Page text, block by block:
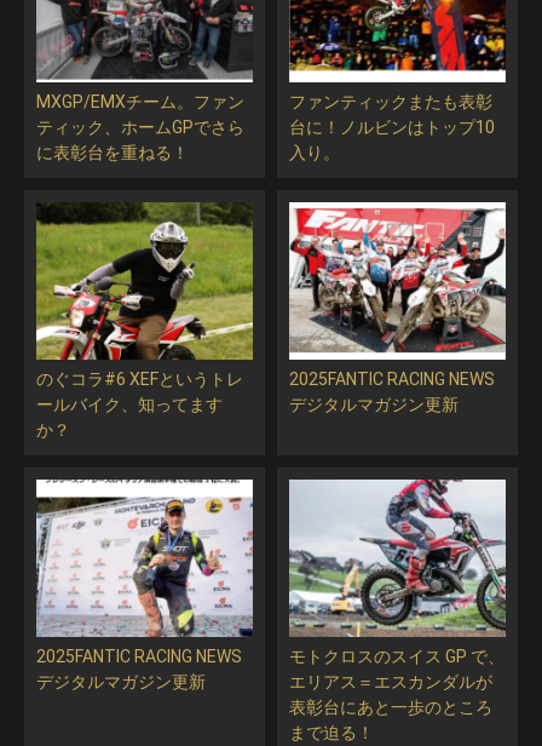
MXGP/EMXチーム。ファン
ティック、ホームGPでさら
に表彰台を重ねる！
ファンティックまたも表彰
台に！ノルビンはトップ10
入り。
のぐコラ#6 XEFというトレ
ールバイク、知ってます
か？
2025FANTIC RACING NEWS
デジタルマガジン更新
2025FANTIC RACING NEWS
デジタルマガジン更新
モトクロスのスイス GP で、
エリアス＝エスカンダルが
表彰台にあと一歩のところ
まで迫る！